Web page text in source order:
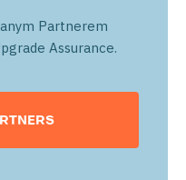
Partnerem
Assurance.